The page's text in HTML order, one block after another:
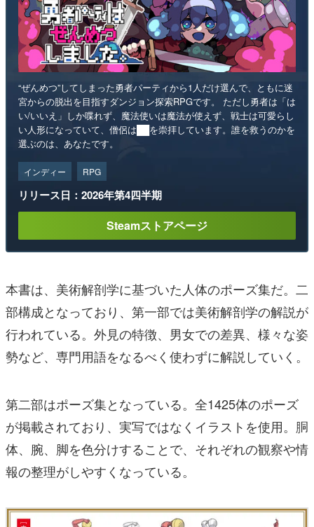
“ぜんめつ”してしまった勇者パーティから1人だけ選んで、ともに迷
宮からの脱出を目指すダンジョン探索RPGです。 ただし勇者は「は
い/いいえ」しか喋れず、魔法使いは魔法が使えず、戦士は可愛らし
い人形になっていて、僧侶は██を崇拝しています。誰を救うのかを
選ぶのは、あなたです。
インディー RPG
リリース日：2026年第4四半期
Steamストアページ
本書は、美術解剖学に基づいた人体のポーズ集だ。二
部構成となっており、第一部では美術解剖学の解説が
行われている。外見の特徴、男女での差異、様々な姿
勢など、専門用語をなるべく使わずに解説していく。
第二部はポーズ集となっている。全1425体のポーズ
が掲載されており、実写ではなくイラストを使用。胴
体、腕、脚を色分けすることで、それぞれの観察や情
報の整理がしやすくなっている。